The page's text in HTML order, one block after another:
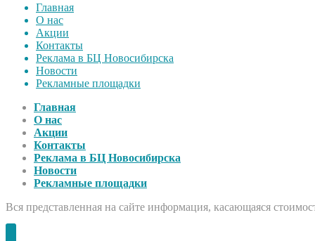
Главная
О нас
Акции
Контакты
Реклама в БЦ Новосибирска
Новости
Рекламные площадки
Главная
О нас
Акции
Контакты
Реклама в БЦ Новосибирска
Новости
Рекламные площадки
Вся представленная на сайте информация, касающаяся